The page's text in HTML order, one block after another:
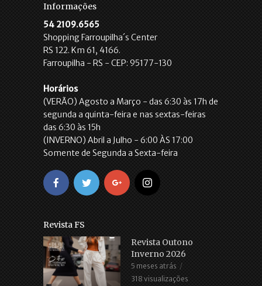
Informações
54 2109.6565
Shopping Farroupilha´s Center
RS 122. Km 61, 4166.
Farroupilha - RS - CEP: 95177-130
Horários
(VERÃO) Agosto a Março - das 6:30 às 17h de
segunda a quinta-feira e nas sextas-feiras
das 6:30 às 15h
(INVERNO) Abril a Julho - 6:00 ÀS 17:00
Somente de Segunda a Sexta-feira
Revista FS
Revista Outono
Inverno 2026
5 meses atrás
318 visualizações